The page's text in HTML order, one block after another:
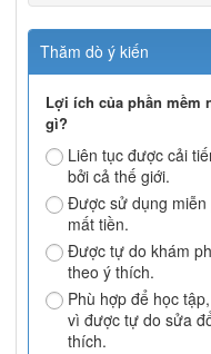
Thăm dò ý kiến
Lợi ích của phần mềm
gì?
Liên tục được cải
bởi cả thế giới.
Được sử dụng miễn
mất tiền.
Được tự do khám
theo ý thích.
Phù hợp để học
vì được tự do sửa
thích.